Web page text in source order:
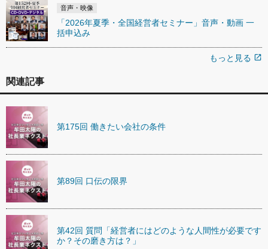
音声・映像
「2026年夏季・全国経営者セミナー」音声・動画 一
括申込み
もっと見る open_in_new
関連記事
第175回 働きたい会社の条件
第89回 口伝の限界
第42回 質問「経営者にはどのような人間性が必要です
か？その磨き方は？」